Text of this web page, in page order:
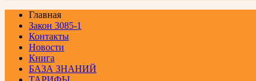
Главная
Закон 3085-1
Контакты
Новости
Книга
БАЗА ЗНАНИЙ